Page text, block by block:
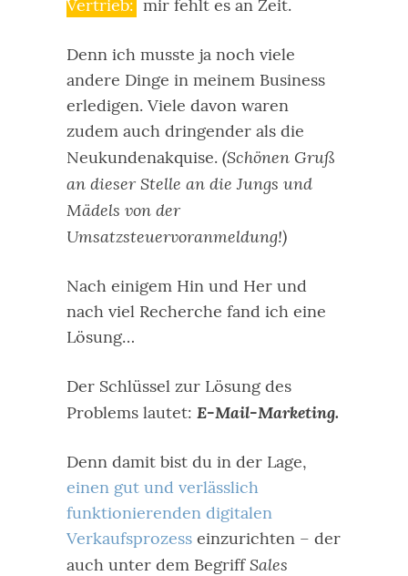
Vertrieb: mir fehlt es an Zeit.
Denn ich musste ja noch viele
andere Dinge in meinem Business
erledigen. Viele davon waren
zudem auch dringender als die
Neukundenakquise.(Schönen Gruß
an dieser Stelle an die Jungs und
Mädels von der
Umsatzsteuervoranmeldung!)
Nach einigem Hin und Her und
nach viel Recherche fand ich eine
Lösung…
Der Schlüssel zur Lösung des
Problems lautet: E-Mail-Marketing.
Denn damit bist du in der Lage,
einen gut und verlässlich
funktionierenden digitalen
Verkaufsprozesseinzurichten – der
auch unter dem BegriffSales